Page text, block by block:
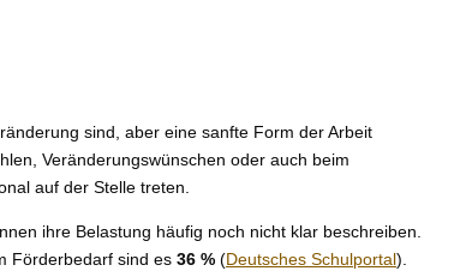
sind, aber eine sanfte Form der Arbeit
Veränderungswünschen oder auch beim
auf der Stelle treten.
ihre Belastung häufig noch nicht klar beschreiben.
Förderbedarf sind es 36 % (Deutsches Schulportal).